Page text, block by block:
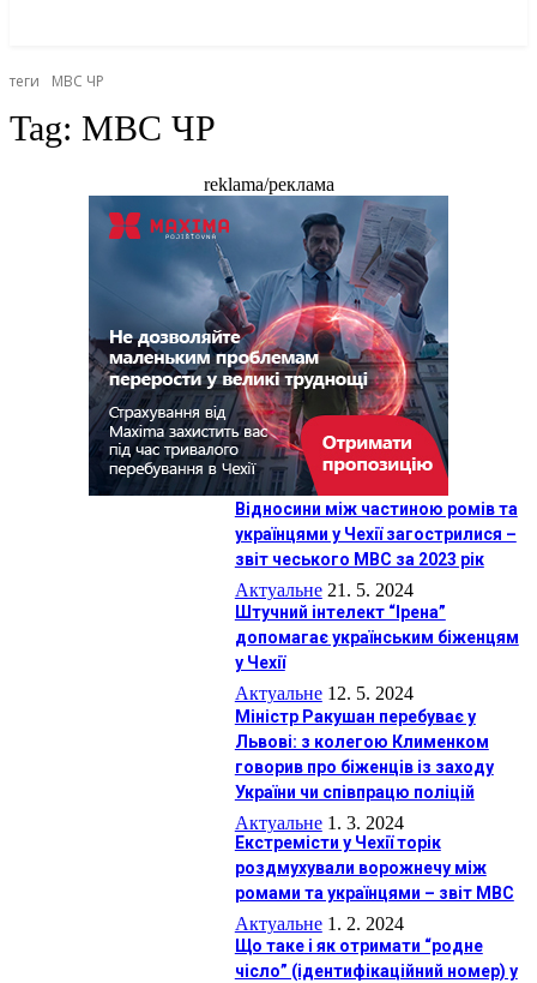
теги МВС ЧР
Tag: МВС ЧР
reklama/реклама
Відносини між частиною ромів та
українцями у Чехії загострилися –
звіт чеського МВС за 2023 рік
Актуальне 21. 5. 2024
Штучний інтелект “Ірена”
допомагає українським біженцям
у Чехії
Актуальне 12. 5. 2024
Міністр Ракушан перебуває у
Львові: з колегою Клименком
говорив про біженців із заходу
України чи співпрацю поліцій
Актуальне 1. 3. 2024
Екстремісти у Чехії торік
роздмухували ворожнечу між
ромами та українцями – звіт МВС
Актуальне 1. 2. 2024
Що таке і як отримати “родне
чісло” (ідентифікаційний номер) у